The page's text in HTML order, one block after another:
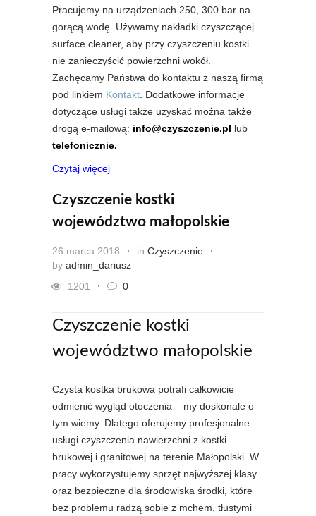
Pracujemy na urządzeniach 250, 300 bar na
gorącą wodę. Używamy nakładki czyszczącej
surface cleaner, aby przy czyszczeniu kostki
nie zanieczyścić powierzchni wokół.
Zachęcamy Państwa do kontaktu z naszą firmą
pod linkiem Kontakt. Dodatkowe informacje
dotyczące usługi także uzyskać można także
drogą e-mailową: info@czyszczenie.pl lub
telefonicznie.
Czytaj więcej
Czyszczenie kostki
województwo małopolskie
26 marca 2018 in Czyszczenie
by admin_dariusz
1201
0
Czyszczenie kostki
województwo małopolskie
Czysta kostka brukowa potrafi całkowicie
odmienić wygląd otoczenia – my doskonale o
tym wiemy. Dlatego oferujemy profesjonalne
usługi czyszczenia nawierzchni z kostki
brukowej i granitowej na terenie Małopolski. W
pracy wykorzystujemy sprzęt najwyższej klasy
oraz bezpieczne dla środowiska środki, które
bez problemu radzą sobie z mchem, tłustymi